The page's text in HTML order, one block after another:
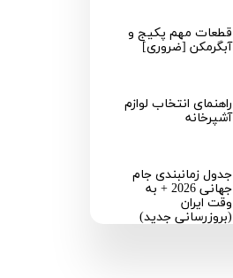
قطعات مهم پکیج و
آبگرمکن [ضروری]
راهنمای انتخاب لوازم
آشپرخانه
جدول زمانبندی جام
جهانی 2026 + به
وقت ایران
(بروزرسانی جدید)